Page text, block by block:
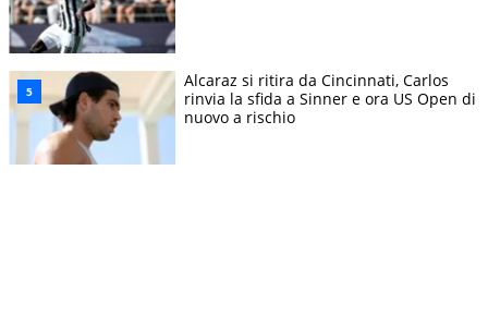
Alcaraz si ritira da Cincinnati, Carlos
rinvia la sfida a Sinner e ora US Open di
nuovo a rischio